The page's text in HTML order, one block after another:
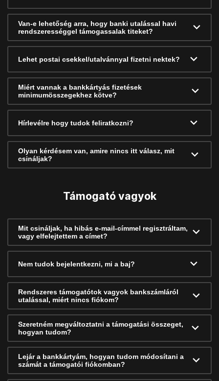
Van-e lehetőség arra, hogy banki utalással havi
rendszerességgel támogassalak titeket?
Lehet postai csekkel/utalvánnyal fizetni nektek?
Miért vannak a bankkártyás fizetések
minimumösszegekhez kötve?
Hírlevélre hogy tudok feliratkozni?
Olyan kérdésem van, amire nincs itt válasz, mit
csináljak?
Támogató vagyok
Mit csináljak, ha hibás e-mail-címmel regisztráltam,
vagy elfelejtettem a címet?
Nem tudok bejelentkezni, mi a baj?
Rendszeres támogatótok vagyok bankszámláról
utalással, miért nincs fiókom?
Szeretném megváltoztatni a támogatási összeget,
hogyan tudom?
Lejár a bankkártyám, hogyan tudom módosítani a
számát a támogatói fiókomban?